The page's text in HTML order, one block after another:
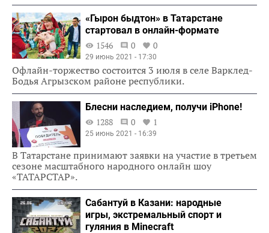
«Гырон быдтон» в Татарстане
стартовал в онлайн-формате
1546
0 0
29 июнь 2021 - 17:30
Офлайн-торжество состоится 3 июля в селе Варклед-
Бодья Агрызском районе республики.
Блесни наследием, получи iPhone!
1288
0 1
25 июнь 2021 - 16:39
В Татарстане принимают заявки на участие в третьем
сезоне масштабного народного онлайн шоу
«ТАТАРСТАР».
Сабантуй в Казани: народные
игры, экстремальный спорт и
гуляния в Minecraft